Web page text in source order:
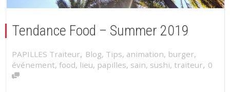
Tendance Food – Summer 2019
PAPILLES Traiteur, Blog, Tips, animation, burger,
événement, food, lieu, papilles, sain, sushi, traiteur, 0